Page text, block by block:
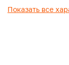
Показать все